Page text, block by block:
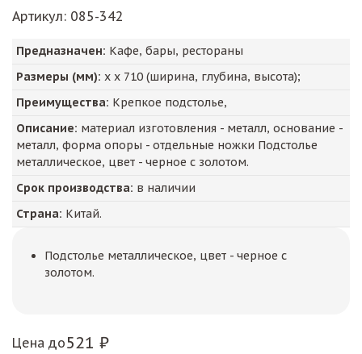
Артикул: 085-342
Предназначен: Кафе, бары, рестораны
Размеры (мм): х х 710 (ширина, глубина, высота);
Преимущества: Крепкое подстолье,
Описание: материал изготовления - металл, основание -
металл, форма опоры - отдельные ножки Подстолье
металлическое, цвет - черное с золотом.
Срок производства: в наличии
Страна: Китай.
Подстолье металлическое, цвет - черное с
золотом.
Цена до521 ₽